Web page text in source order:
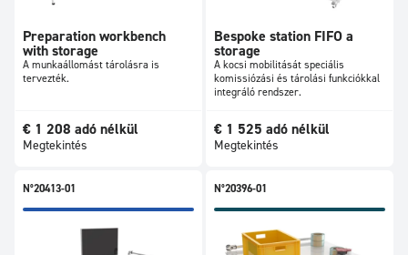
Preparation workbench
with storage
A munkaállomást tárolásra is
tervezték.
€ 1 208 adó nélkül
Megtekintés
Bespoke station FIFO a
storage
A kocsi mobilitását speciális
komissiózási és tárolási funkciókkal
integráló rendszer.
€ 1 525 adó nélkül
Megtekintés
N°20413-01 N°20396-01